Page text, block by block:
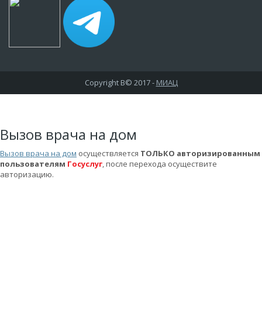
Copyright В© 2017 - МИАЦ
Вызов врача на дом
Вызов врача на дом осуществляется ТОЛЬКО авторизированным
пользователям Госуслуг , после перехода осуществите
авторизацию.